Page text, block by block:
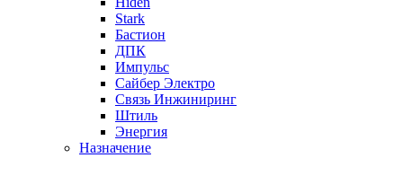
Stark
Бастион
ДПК
Импульс
Сайбер Электро
Связь Инжиниринг
Штиль
Энергия
Назначение